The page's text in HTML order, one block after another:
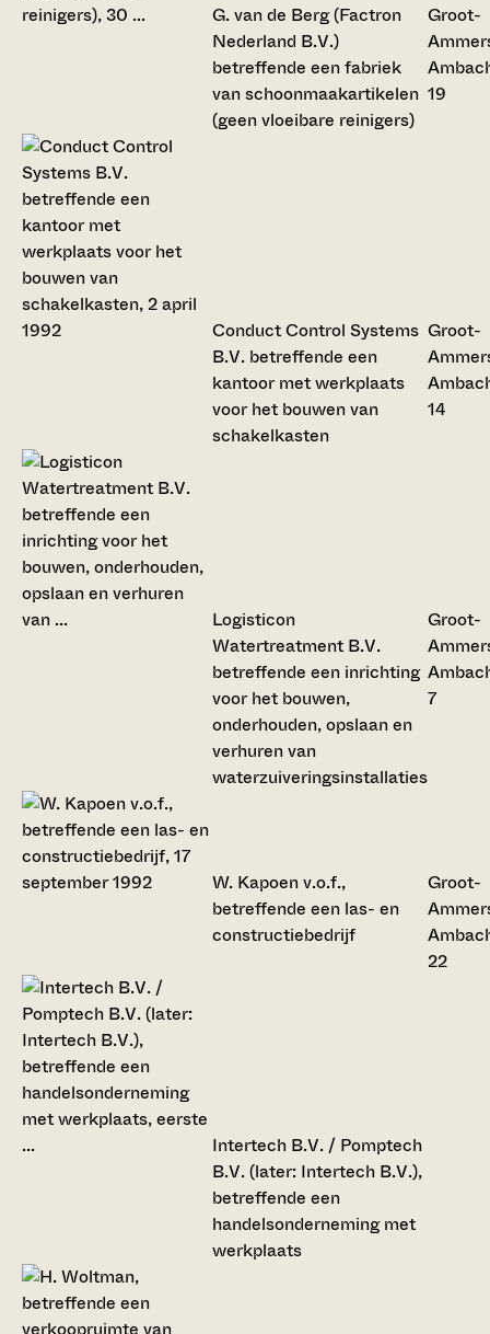
G. van de Berg (Factron
Nederland B.V.)
betreffende een fabriek
van schoonmaakartikelen
(geen vloeibare reinigers)
Groot-
19
Conduct Control Systems
B.V. betreffende een
kantoor met werkplaats
voor het bouwen van
schakelkasten
Groot-
14
Logisticon
Watertreatment B.V.
betreffende een inrichting
voor het bouwen,
onderhouden, opslaan en
verhuren van
waterzuiveringsinstallaties
Groot-
7
W. Kapoen v.o.f.,
betreffende een las- en
constructiebedrijf
Groot-
22
Intertech B.V. / Pomptech
B.V. (later: Intertech B.V.),
betreffende een
handelsonderneming met
werkplaats